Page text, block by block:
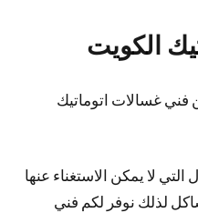
الكويت
غسالات اتوماتيك
لا يمكن الاستغناء عنها
لذلك نوفر لكم فني